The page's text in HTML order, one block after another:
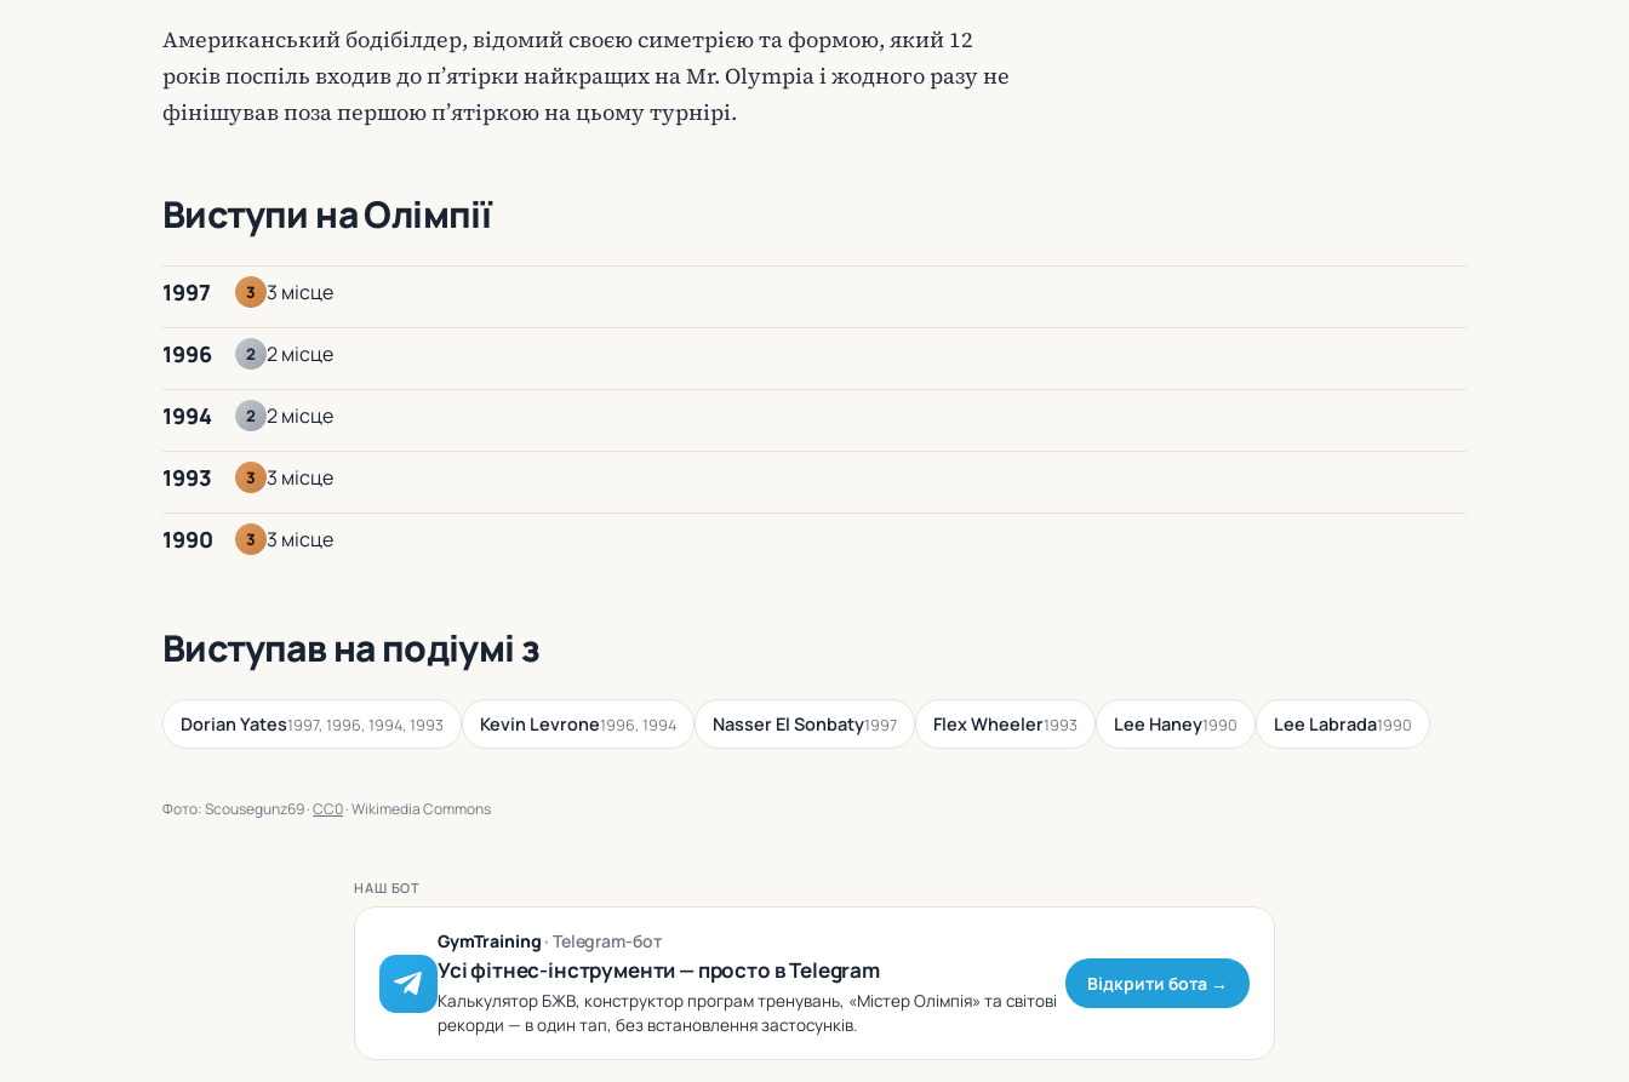
Американський бодібілдер, відомий своєю симетрією та формою, який 12
років поспіль входив до п’ятірки найкращих на Mr. Olympia і жодного разу не
фінішував поза першою п’ятіркою на цьому турнірі.
Виступи на Олімпії
1997 3 3 місце
1996 2 2 місце
1994 2 2 місце
1993 3 3 місце
1990 3 3 місце
Виступав на подіумі з
Dorian Yates1997, 1996, 1994, 1993 Kevin Levrone1996, 1994 Nasser El Sonbaty1997 Flex Wheeler1993 Lee Haney1990 Lee Labrada1990
Фото: Scousegunz69 ·CC0· Wikimedia Commons
НАШ БОТ
GymTraining · Telegram-бот
Усі фітнес-інструменти — просто в Telegram
Калькулятор БЖВ, конструктор програм тренувань, «Містер Олімпія» та світові
рекорди — в один тап, без встановлення застосунків.
Відкрити бота →